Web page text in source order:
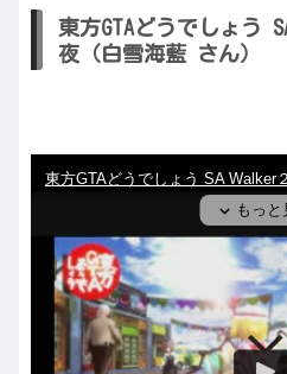
東方GTAどうでしょう
夜（白雪海藍 さん）